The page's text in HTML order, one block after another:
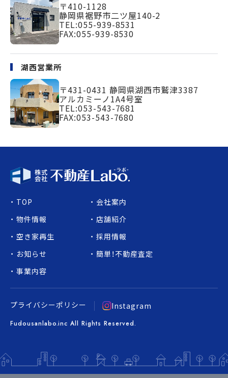
〒410-1128
静岡県裾野市二ツ屋140-2
TEL:055-939-8531
FAX:055-939-8530
湖西営業所
〒431-0431 静岡県湖西市鷲津3387
アルカミーノ1A4号室
TEL:053-543-7681
FAX:053-543-7680
プライバシーポリシー Instagram
Fudousanlabo.inc All Rights Reserved.
TOP
お知らせ
店舗紹介
物件情報
事業内容
採用情報
空き家再生
会社案内
簡単！不動産査定